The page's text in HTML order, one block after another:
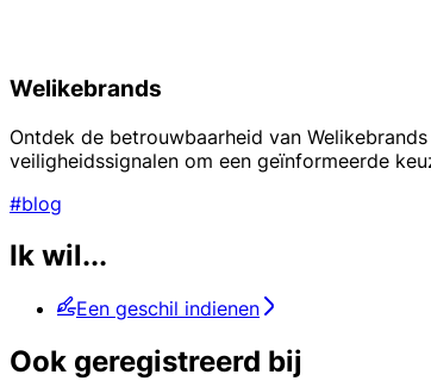
Welikebrands
Ontdek de betrouwbaarheid van
veiligheidssignalen om een geïnformeerde
#blog
Ik wil...
Een geschil indienen
Ook geregistreerd bij